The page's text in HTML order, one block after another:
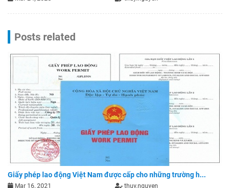
Posts related
Giấy phép lao động Việt Nam được cấp cho những trường h...
Mar 16, 2021 thuy.nguyen